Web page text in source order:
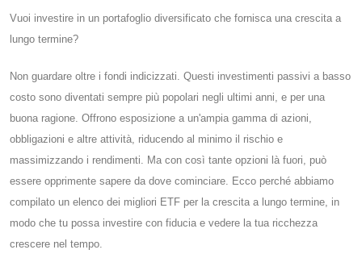
Vuoi investire in un portafoglio diversificato che fornisca una crescita a
lungo termine?
Non guardare oltre i fondi indicizzati. Questi investimenti passivi a basso
costo sono diventati sempre più popolari negli ultimi anni, e per una
buona ragione. Offrono esposizione a un'ampia gamma di azioni,
obbligazioni e altre attività, riducendo al minimo il rischio e
massimizzando i rendimenti. Ma con così tante opzioni là fuori, può
essere opprimente sapere da dove cominciare. Ecco perché abbiamo
compilato un elenco dei migliori ETF per la crescita a lungo termine, in
modo che tu possa investire con fiducia e vedere la tua ricchezza
crescere nel tempo.